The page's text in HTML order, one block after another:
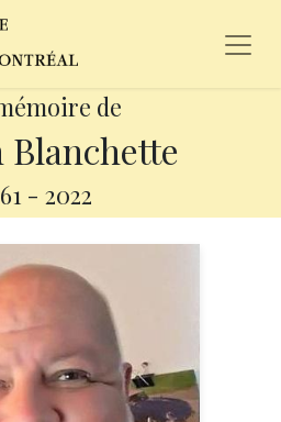
de
Blanchette
- 2022